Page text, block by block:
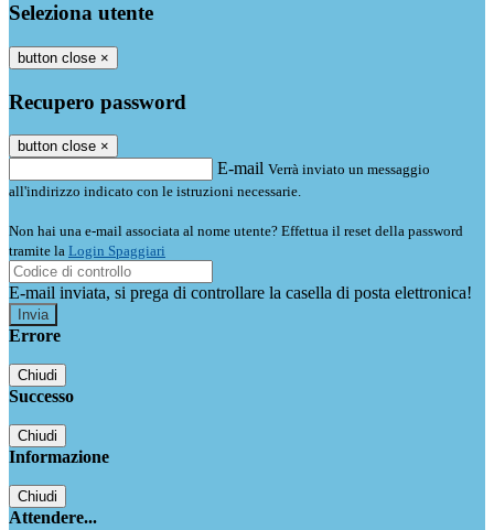
Seleziona utente
button close ×
Recupero password
button close ×
E-mail Verrà inviato un messaggio
all'indirizzo indicato con le istruzioni necessarie.
Non hai una e-mail associata al nome utente? Effettua il reset della password
tramite la Login Spaggiari
E-mail inviata, si prega di controllare la casella di posta elettronica!
Errore
Chiudi
Successo
Chiudi
Informazione
Chiudi
Attendere...